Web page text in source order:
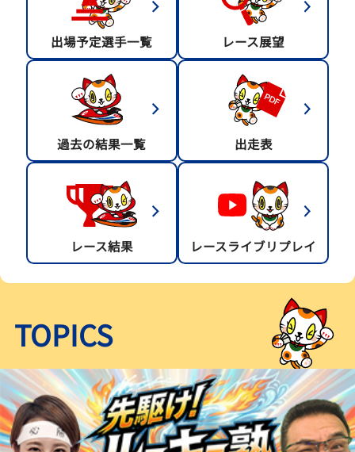
出場予定選手一覧 レース展望
過去の結果一覧 出走表
レース結果 レースライブリプレイ
TOPICS